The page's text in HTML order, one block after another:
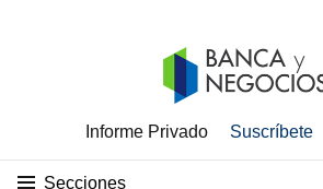
Informe Privado Suscríbete
Secciones